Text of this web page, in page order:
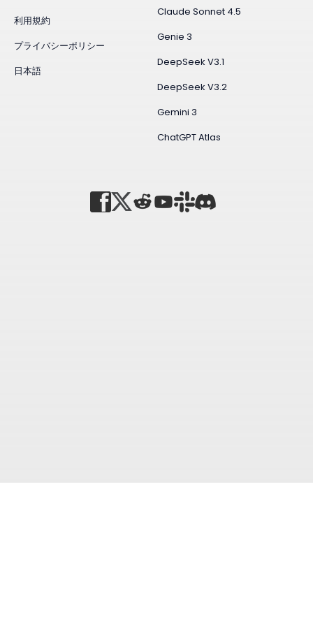
Claude Sonnet 4.5
Genie 3
DeepSeek V3.1
DeepSeek V3.2
Gemini 3
ChatGPT Atlas
利用規約
プライバシーポリシー
日本語